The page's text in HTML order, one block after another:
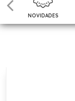
NOVIDADES